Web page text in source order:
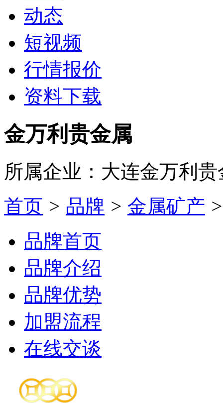
动态
短视频
行情报价
资料下载
金万利贵金属
所属企业：大连金万利
首页 > 品牌 > 金属矿产 >
品牌首页
品牌介绍
品牌优势
加盟流程
在线交谈